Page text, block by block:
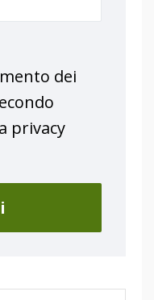
dei
privacy